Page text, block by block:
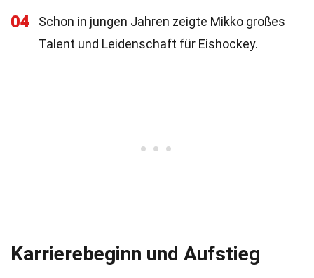
04
Schon in jungen Jahren zeigte Mikko großes
Talent und Leidenschaft für Eishockey.
Karrierebeginn und Aufstieg